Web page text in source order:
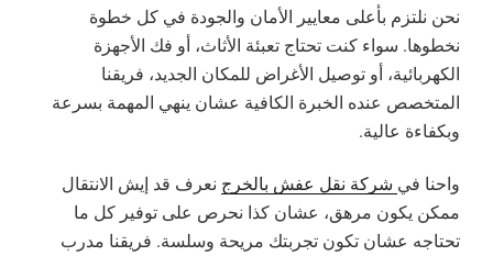
نحن نلتزم بأعلى معايير الأمان والجودة في كل خطوة
نخطوها. سواء كنت تحتاج تعبئة الأثاث، أو فك الأجهزة
الكهربائية، أو توصيل الأغراض للمكان الجديد، فريقنا
المتخصص عنده الخبرة الكافية عشان ينهي المهمة بسرعة
وبكفاءة عالية.
واحنا في شركة نقل عفش بالخرج نعرف قد إيش الانتقال
ممكن يكون مرهق، عشان كذا نحرص على توفير كل ما
تحتاجه عشان تكون تجربتك مريحة وسلسة. فريقنا مدرب